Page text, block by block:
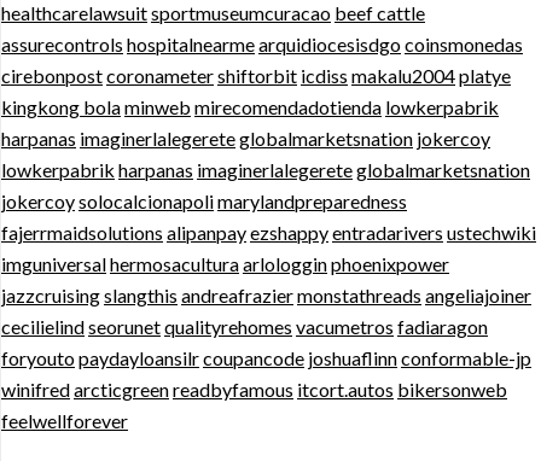
healthcarelawsuitsportmuseumcuracao beef cattle
assurecontrols hospitalnearmearquidiocesisdgocoinsmonedas
cirebonpostcoronametershiftorbit icdiss makalu2004platye
kingkong bolaminweb mirecomendadotienda lowkerpabrik
harpanas imaginerlalegereteglobalmarketsnation jokercoy
lowkerpabrik harpanas imaginerlalegereteglobalmarketsnation
jokercoysolocalcionapolimarylandpreparedness
fajerrmaidsolutions alipanpayezshappyentradarivers ustechwiki
imguniversalhermosaculturaarlologginphoenixpower
jazzcruisingslangthis andreafraziermonstathreads angeliajoiner
cecilielindseorunetqualityrehomes vacumetros fadiaragon
foryoutopaydayloansilrcoupancode joshuaflinnconformable-jp
winifredarcticgreenreadbyfamous itcort.autos bikersonweb
feelwellforever